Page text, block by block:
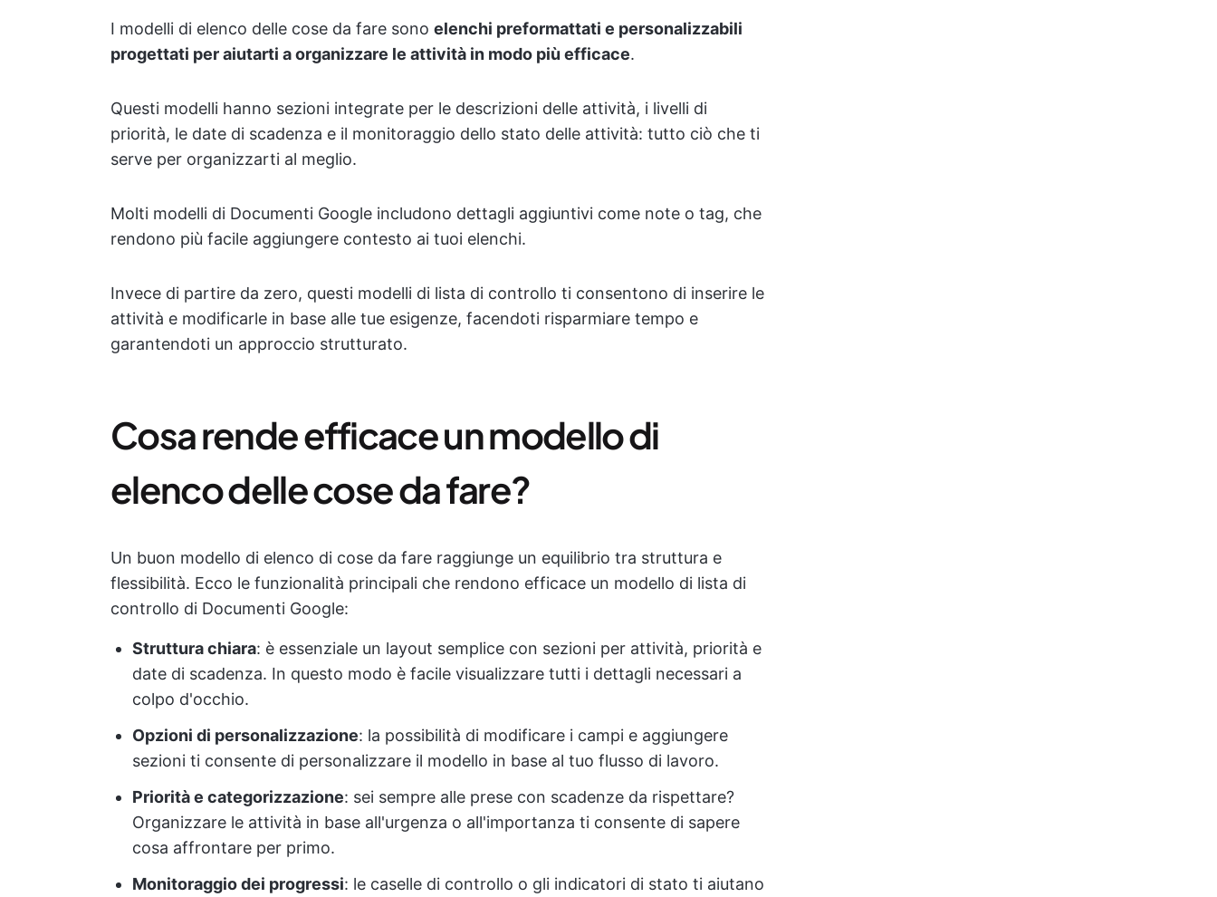
I modelli di elenco delle cose da fare sono elenchi preformattati e personalizzabili
progettati per aiutarti a organizzare le attività in modo più efficace.
Questi modelli hanno sezioni integrate per le descrizioni delle attività, i livelli di
priorità, le date di scadenza e il monitoraggio dello stato delle attività: tutto ciò che ti
serve per organizzarti al meglio.
Molti modelli di Documenti Google includono dettagli aggiuntivi come note o tag, che
rendono più facile aggiungere contesto ai tuoi elenchi.
Invece di partire da zero, questi modelli di lista di controllo ti consentono di inserire le
attività e modificarle in base alle tue esigenze, facendoti risparmiare tempo e
garantendoti un approccio strutturato.
Cosa rende efficace un modello di
elenco delle cose da fare?
Un buon modello di elenco di cose da fare raggiunge un equilibrio tra struttura e
flessibilità. Ecco le funzionalità principali che rendono efficace un modello di lista di
controllo di Documenti Google:
Struttura chiara: è essenziale un layout semplice con sezioni per attività, priorità e
date di scadenza. In questo modo è facile visualizzare tutti i dettagli necessari a
colpo d'occhio.
Opzioni di personalizzazione: la possibilità di modificare i campi e aggiungere
sezioni ti consente di personalizzare il modello in base al tuo flusso di lavoro.
Priorità e categorizzazione: sei sempre alle prese con scadenze da rispettare?
Organizzare le attività in base all'urgenza o all'importanza ti consente di sapere
cosa affrontare per primo.
Monitoraggio dei progressi: le caselle di controllo o gli indicatori di stato ti aiutano